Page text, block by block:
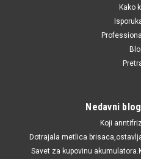
Kako
Nedavni
Koji
Dotrajala metlica
Savet za kupovinu